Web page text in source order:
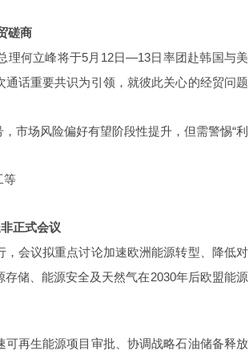
磋商
理何立峰将于5月12日—13日率团赴韩国与美
话重要共识为引领，就彼此关心的经贸问题
市场风险偏好有望阶段性提升，但需警惕“利
等
正式会议
会议拟重点讨论加速欧洲能源转型、降低对
储、能源安全及天然气在2030年后欧盟能源
再生能源项目审批、协调战略石油储备释放